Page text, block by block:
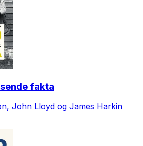
fakta
John Lloyd og James Harkin